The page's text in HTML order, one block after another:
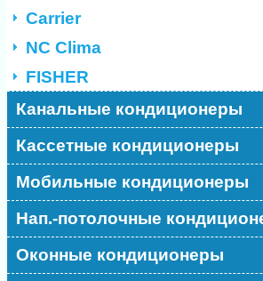
Carrier
NC Clima
FISHER
Канальные кондиционеры
Кассетные кондиционеры
Мобильные кондиционеры
Нап.-потолочные
Оконные кондиционеры